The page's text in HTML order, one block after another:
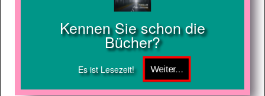
Kennen Sie schon die
Bücher?
Es ist Lesezeit!